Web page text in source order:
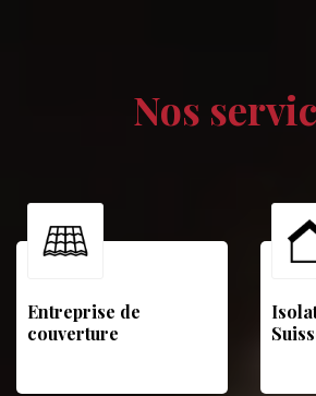
Nos
Entreprise de
couverture